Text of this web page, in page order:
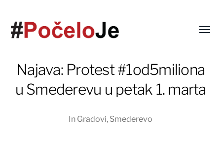
Najava: Protest #1od5miliona
u Smederevu u petak 1. marta
In Gradovi, Smederevo